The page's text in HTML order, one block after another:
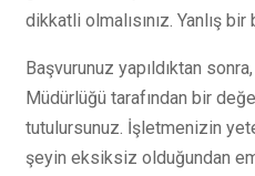
dikkatli olmalısınız. Yanlış
Başvurunuz yapıldıktan
Müdürlüğü tarafından bir
tutulursunuz. İşletmenizin
şeyin eksiksiz olduğundan